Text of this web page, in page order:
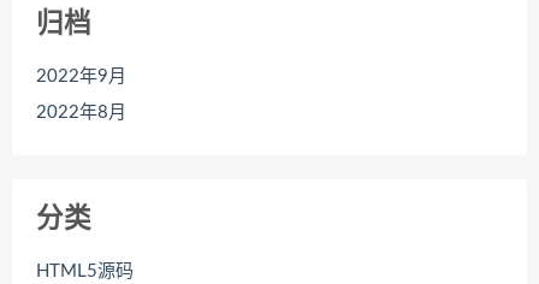
归档
2022年9月
2022年8月
分类
HTML5源码